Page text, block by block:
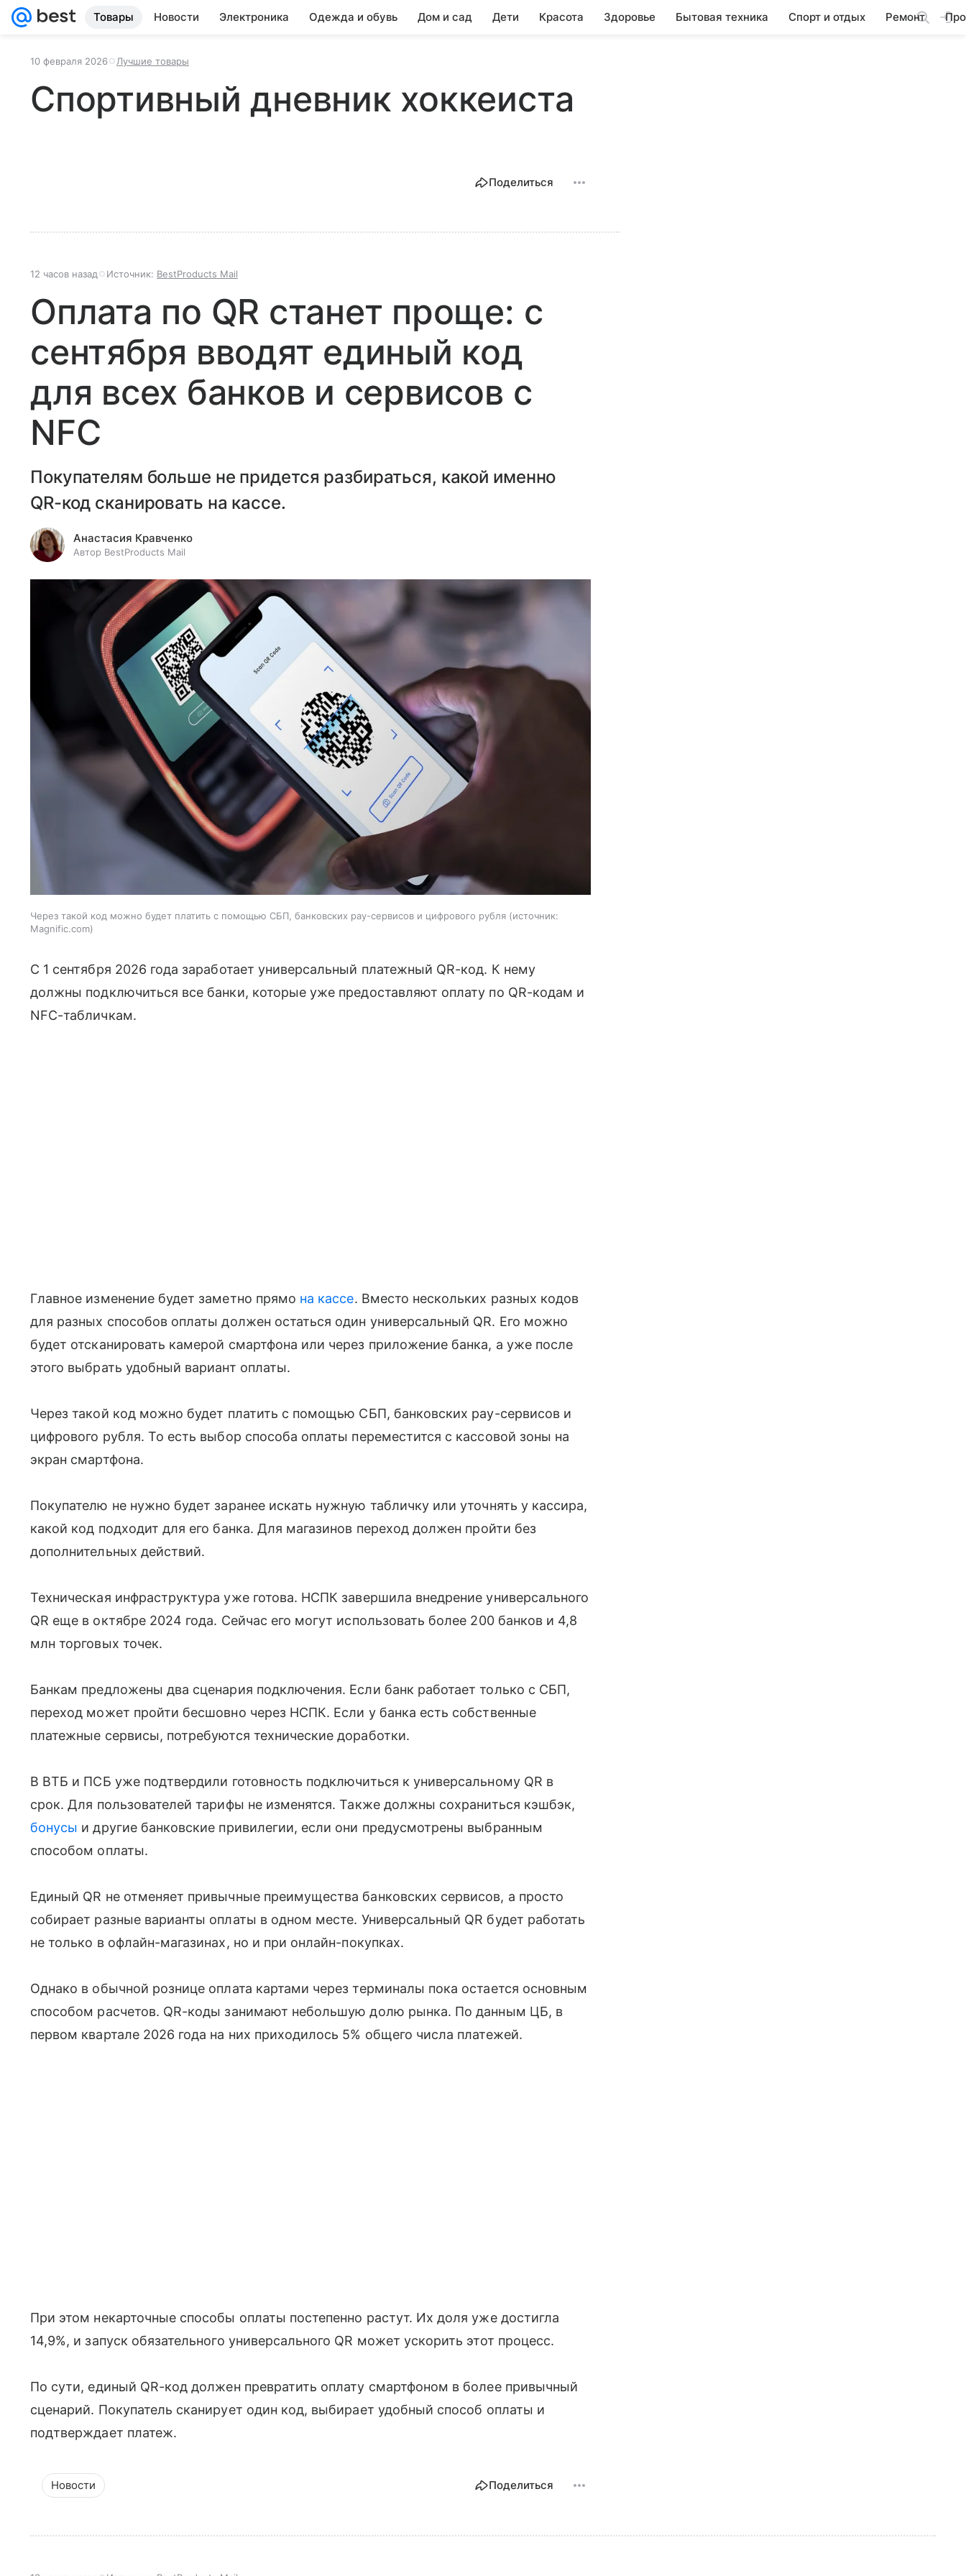
Товары Новости Электроника Одежда и обувь Дом и сад Дети Красота Здоровье Бытовая техника Спорт и отдых Ремонт
10 февраля 2026 Лучшие товары
Спортивный дневник хоккеиста
Поделиться
12 часов назад Источник: BestProducts Mail
Оплата по QR станет проще: с
сентября вводят единый код
для всех банков и сервисов с
NFC
Покупателям больше не придется разбираться, какой именно
QR-код сканировать на кассе.
Анастасия Кравченко
Автор BestProducts Mail
Через такой код можно будет платить с помощью СБП, банковских pay-сервисов и цифрового рубля
источник:
Magnific.com
С 1 сентября 2026 года заработает универсальный платежный QR-код. К нему
должны подключиться все банки, которые уже предоставляют оплату по QR-кодам и
NFC-табличкам.
Главное изменение будет заметно прямо на кассе. Вместо нескольких разных кодов
для разных способов оплаты должен остаться один универсальный QR. Его можно
будет отсканировать камерой смартфона или через приложение банка, а уже после
этого выбрать удобный вариант оплаты.
Через такой код можно будет платить с помощью СБП, банковских pay-сервисов и
цифрового рубля. То есть выбор способа оплаты переместится с кассовой зоны на
экран смартфона.
Покупателю не нужно будет заранее искать нужную табличку или уточнять у кассира,
какой код подходит для его банка. Для магазинов переход должен пройти без
дополнительных действий.
Техническая инфраструктура уже готова. НСПК завершила внедрение универсального
QR еще в октябре 2024 года. Сейчас его могут использовать более 200 банков и 4,8
млн торговых точек.
Банкам предложены два сценария подключения. Если банк работает только с СБП,
переход может пройти бесшовно через НСПК. Если у банка есть собственные
платежные сервисы, потребуются технические доработки.
В ВТБ и ПСБ уже подтвердили готовность подключиться к универсальному QR в
срок. Для пользователей тарифы не изменятся. Также должны сохраниться кэшбэк,
бонусы и другие банковские привилегии, если они предусмотрены выбранным
способом оплаты.
Единый QR не отменяет привычные преимущества банковских сервисов, а просто
собирает разные варианты оплаты в одном месте. Универсальный QR будет работать
не только в офлайн-магазинах, но и при онлайн-покупках.
Однако в обычной рознице оплата картами через терминалы пока остается основным
способом расчетов. QR-коды занимают небольшую долю рынка. По данным ЦБ, в
первом квартале 2026 года на них приходилось 5% общего числа платежей.
При этом некарточные способы оплаты постепенно растут. Их доля уже достигла
14,9%, и запуск обязательного универсального QR может ускорить этот процесс.
По сути, единый QR-код должен превратить оплату смартфоном в более привычный
сценарий. Покупатель сканирует один код, выбирает удобный способ оплаты и
подтверждает платеж.
Новости Поделиться